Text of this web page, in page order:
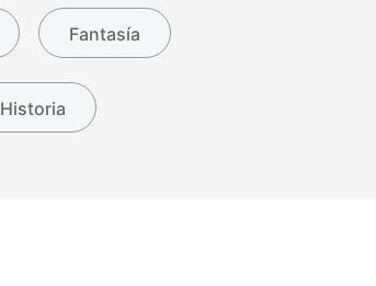
Fantasía
Historia